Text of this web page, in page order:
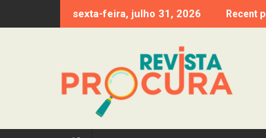
to
sexta-feira, julho 31, 2026 Recent